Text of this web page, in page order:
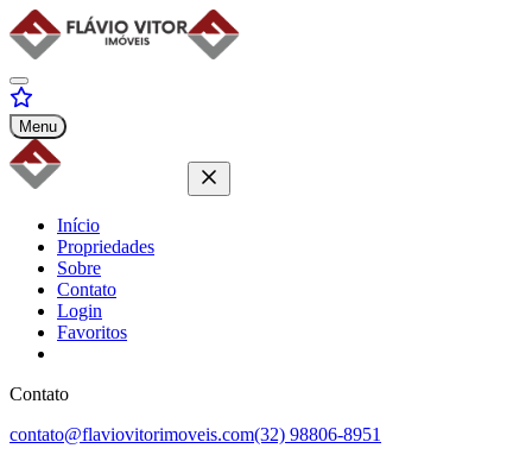
Menu
Início
Propriedades
Sobre
Contato
Login
Favoritos
Contato
contato@flaviovitorimoveis.com(32) 98806-8951